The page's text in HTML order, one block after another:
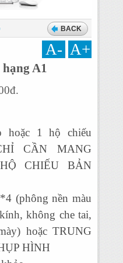
BACK
A- A+
A1
hoặc 1 hộ chiếu
CẦN MANG
CHIẾU BẢN
(phông nền màu
không che tai,
hoặc TRUNG
HÌNH